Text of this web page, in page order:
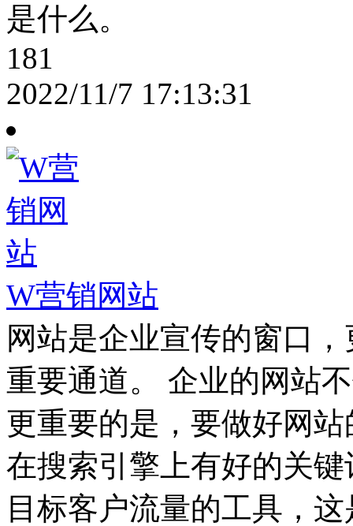
是什么。
181
2022/11/7 17:13:31
W营销网站
网站是企业宣传的窗口
重要通道。 企业的网站
更重要的是，要做好网
在搜索引擎上有好的关
目标客户流量的工具，